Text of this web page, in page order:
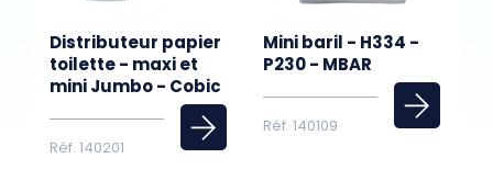
Distributeur papier
toilette - maxi et
mini Jumbo - Cobic
Réf. 140201
Mini baril - H334 -
P230 - MBAR
Réf. 140109